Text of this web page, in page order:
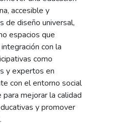
accesible y
de diseño universal,
espacios que
con la
como
y expertos en
con el entorno social
mejorar la calidad
y promover